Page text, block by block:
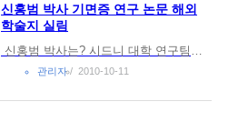
신홍범 박사 기면증 연구 논문 해외
학술지 실림
관리자 2010-10-11